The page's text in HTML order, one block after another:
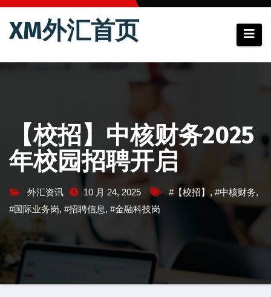
跳
XM外汇首页
【校招】中核财务2025
年校园招聘开启
外汇资讯 10 月 24, 2025 #【校招】 , #中核财务,
#国际业务岗, #招聘信息, #金融科技岗